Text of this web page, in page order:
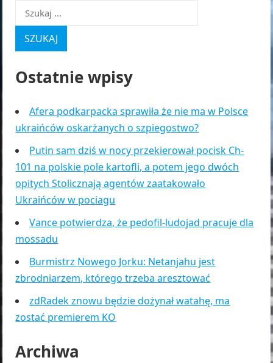
Szukaj:
Ostatnie wpisy
Afera podkarpacka sprawiła że nie ma w Polsce
ukraińców oskarżanych o szpiegostwo?
Putin sam dziś w nocy przekierował pocisk Ch-
101 na polskie pole kartofli, a potem jego dwóch
opitych Stolicznają agentów zaatakowało
Ukraińców w pociagu
Vance potwierdza, że pedofil-ludojad pracuje dla
mossadu
Burmistrz Nowego Jorku: Netanjahu jest
zbrodniarzem, którego trzeba aresztować
zdRadek znowu będzie dożynał watahę, ma
zostać premierem KO
Archiwa